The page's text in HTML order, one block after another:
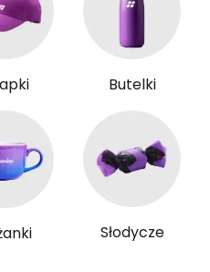
Butelki
Słodycze